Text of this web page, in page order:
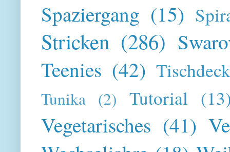
Spaziergang (15)
Stricken (286)
Teenies (42)
Tunika (2) Tutorial
Vegetarisches (41)